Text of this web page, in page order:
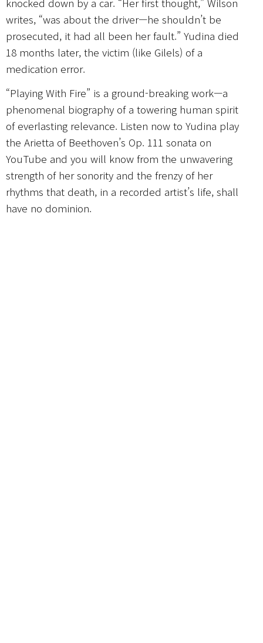
writes, “was about the driver—he shouldn’t be
prosecuted, it had all been her fault.” Yudina died
18 months later, the victim (like Gilels) of a
medication error.
“Playing With Fire” is a ground-breaking work—a
phenomenal biography of a towering human spirit
of everlasting relevance. Listen now to Yudina play
the Arietta of Beethoven’s Op. 111 sonata on
YouTube and you will know from the unwavering
strength of her sonority and the frenzy of her
rhythms that death, in a recorded artist’s life, shall
have no dominion.